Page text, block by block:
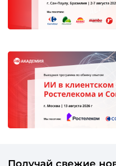
Получай свежие